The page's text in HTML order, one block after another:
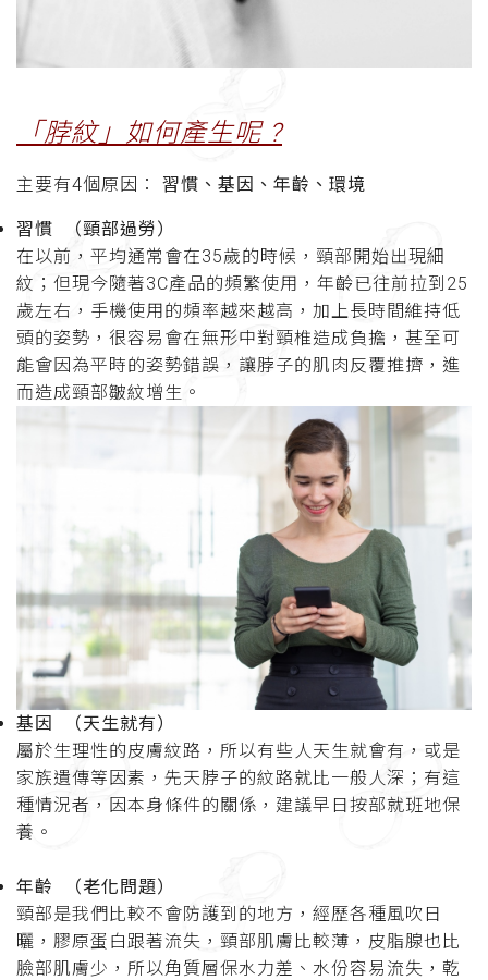
「脖紋」如何產生呢 ?
主要有4個原因： 習慣、基因、年齡、環境
習慣 （頸部過勞）
在以前，平均通常會在35歲的時候，頸部開始出現細
紋；但現今隨著3C產品的頻繁使用，年齡已往前拉到25
歲左右，手機使用的頻率越來越高，加上長時間維持低
頭的姿勢，很容易會在無形中對頸椎造成負擔，甚至可
能會因為平時的姿勢錯誤，讓脖子的肌肉反覆推擠，進
而造成頸部皺紋增生。
基因 （天生就有）
屬於生理性的皮膚紋路，所以有些人天生就會有，或是
家族遺傳等因素，先天脖子的紋路就比一般人深；有這
種情況者，因本身條件的關係，建議早日按部就班地保
養。
年齡 （老化問題）
頸部是我們比較不會防護到的地方，經歷各種風吹日
曬，膠原蛋白跟著流失，頸部肌膚比較薄，皮脂腺也比
臉部肌膚少，所以角質層保水力差、水份容易流失，乾